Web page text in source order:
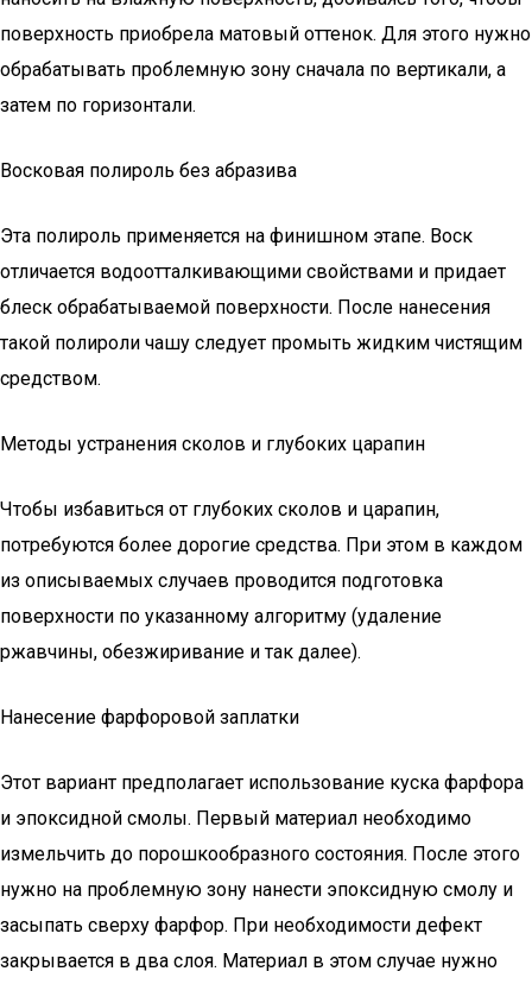
поверхность приобрела матовый оттенок. Для этого нужно
обрабатывать проблемную зону сначала по вертикали, а
затем по горизонтали.
Восковая полироль без абразива
Эта полироль применяется на финишном этапе. Воск
отличается водоотталкивающими свойствами и придает
блеск обрабатываемой поверхности. После нанесения
такой полироли чашу следует промыть жидким чистящим
средством.
Методы устранения сколов и глубоких царапин
Чтобы избавиться от глубоких сколов и царапин,
потребуются более дорогие средства. При этом в каждом
из описываемых случаев проводится подготовка
поверхности по указанному алгоритму (удаление
ржавчины, обезжиривание и так далее).
Нанесение фарфоровой заплатки
Этот вариант предполагает использование куска фарфора
и эпоксидной смолы. Первый материал необходимо
измельчить до порошкообразного состояния. После этого
нужно на проблемную зону нанести эпоксидную смолу и
засыпать сверху фарфор. При необходимости дефект
закрывается в два слоя. Материал в этом случае нужно